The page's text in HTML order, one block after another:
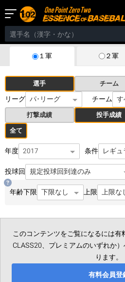
１軍 ２軍
選手 チーム
リーグ チーム
打撃成績 投手成績
全て
年度 条件
投球回
年齢下限 上限
このコンテンツをご覧になるには有
CLASS20、プレミアムのいずれか
ります。
有料会員登